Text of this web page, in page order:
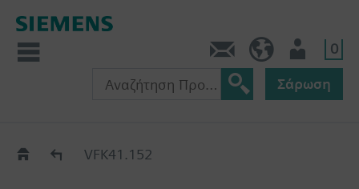
0
Σάρωση
Old2NewVFK41.152